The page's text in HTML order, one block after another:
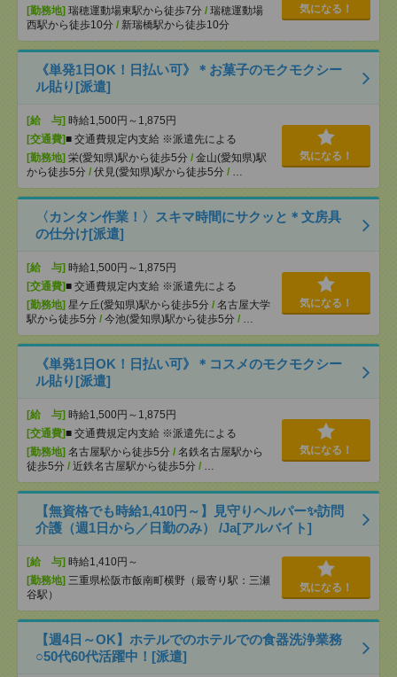
[勤務地] 瑞穂運動場東駅から徒歩7分 / 瑞穂運動場
西駅から徒歩10分 / 新瑞橋駅から徒歩10分
気になる！
《単発1日OK！日払い可》＊お菓子のモクモクシー
ル貼り[派遣]
[給 与] 時給1,500円～1,875円
[交通費]■ 交通費規定内支給 ※派遣先による
[勤務地] 栄(愛知県)駅から徒歩5分 / 金山(愛知県)駅
から徒歩5分 / 伏見(愛知県)駅から徒歩5分 / …
気になる！
〈カンタン作業！〉スキマ時間にサクッと＊文房具
の仕分け[派遣]
[給 与] 時給1,500円～1,875円
[交通費]■ 交通費規定内支給 ※派遣先による
[勤務地] 星ケ丘(愛知県)駅から徒歩5分 / 名古屋大学
駅から徒歩5分 / 今池(愛知県)駅から徒歩5分 / …
気になる！
《単発1日OK！日払い可》＊コスメのモクモクシー
ル貼り[派遣]
[給 与] 時給1,500円～1,875円
[交通費]■ 交通費規定内支給 ※派遣先による
[勤務地] 名古屋駅から徒歩5分 / 名鉄名古屋駅から
徒歩5分 / 近鉄名古屋駅から徒歩5分 / …
気になる！
【無資格でも時給1,410円～】見守りヘルパー✨訪問
介護（週1日から／日勤のみ） /Ja[アルバイト]
[給 与] 時給1,410円～
[勤務地] 三重県松阪市飯南町横野（最寄り駅：三瀬
谷駅）
気になる！
【週4日～OK】ホテルでのホテルでの食器洗浄業務
○50代60代活躍中！[派遣]